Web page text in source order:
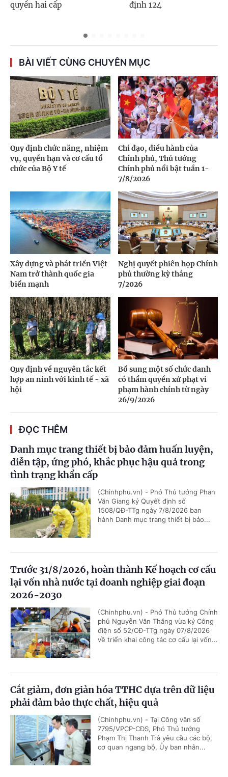
quyền hai cấp định 124
BÀI VIẾT CÙNG CHUYÊN MỤC
Quy định chức năng, nhiệm
vụ, quyền hạn và cơ cấu tổ
chức của Bộ Y tế
Chỉ đạo, điều hành của
Chính phủ, Thủ tướng
Chính phủ nổi bật tuần 1-
7/8/2026
Xây dựng và phát triển Việt
Nam trở thành quốc gia
biển mạnh
Nghị quyết phiên họp Chính
phủ thường kỳ tháng
7/2026
Quy định về nguyên tắc kết
hợp an ninh với kinh tế - xã
hội
Bổ sung một số chức danh
có thẩm quyền xử phạt vi
phạm hành chính từ ngày
26/9/2026
ĐỌC THÊM
Danh mục trang thiết bị bảo đảm huấn luyện,
diễn tập, ứng phó, khắc phục hậu quả trong
tình trạng khẩn cấp
(Chinhphu.vn) - Phó Thủ tướng Phan
Văn Giang ký Quyết định số
1508/QĐ-TTg ngày 7/8/2026 ban
hành Danh mục trang thiết bị bảo...
Trước 31/8/2026, hoàn thành Kế hoạch cơ cấu
lại vốn nhà nước tại doanh nghiệp giai đoạn
2026-2030
(Chinhphu.vn) - Phó Thủ tướng Chính
phủ Nguyễn Văn Thắng vừa ký Công
điện số 52/CĐ-TTg ngày 07/8/2026
về triển khai công tác cơ cấu lại vốn...
Cắt giảm, đơn giản hóa TTHC dựa trên dữ liệu
phải đảm bảo thực chất, hiệu quả
(Chinhphu.vn) - Tại Công văn số
7795/VPCP-CĐS, Phó Thủ tướng
Phạm Thị Thanh Trà yêu cầu các bộ,
cơ quan ngang bộ, Ủy ban nhân...